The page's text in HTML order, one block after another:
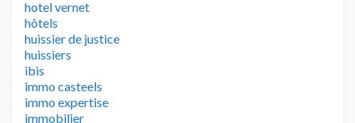
hotel vernet
hôtels
huissier de justice
huissiers
ibis
immo casteels
immo expertise
immobilier